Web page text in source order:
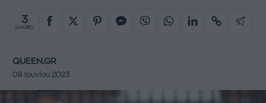
3
SHARES
QUEEN.GR
08 Ιουνίου 2023